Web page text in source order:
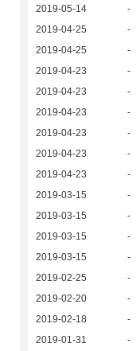
2019-05-14 -
2019-04-25 -
2019-04-25 -
2019-04-23 -
2019-04-23 -
2019-04-23 -
2019-04-23 -
2019-04-23 -
2019-04-23 -
2019-03-15 -
2019-03-15 -
2019-03-15 -
2019-03-15 -
2019-02-25 -
2019-02-20 -
2019-02-18 -
2019-01-31 -